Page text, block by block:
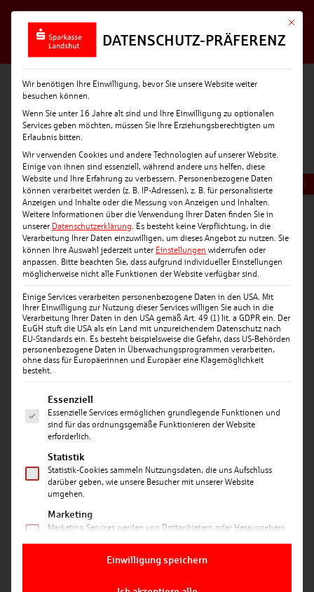
<
Datum: 01.01.2025
RÜCKBLICK 2024: KRISENFEST UND
ZUKUNFTSORIENTIERT: SPARKASSE LANDSHUT
PRÄSENTIERT ZAHLEN 2024
Die deutsche Wirtschaft verzeichnete im Jahr 2024
ein signifikantes Defizit im Vergleich zum Euroraum.
Steigende Kosten, hohe Inflation und geopolitische
Unsicherheiten prägten das wirtschaftliche Umfeld.
Mit
DATENSCHUTZ-PRÄFERENZ
Wir benötigen Ihre Einwilligung, bevor Sie unsere Website weiter
besuchen können.
Wenn Sie unter 16 Jahre alt sind und Ihre Einwilligung zu optionalen
Services geben möchten, müssen Sie Ihre Erziehungsberechtigten um
Erlaubnis bitten.
Wir verwenden Cookies und andere Technologien auf unserer Website.
Einige von ihnen sind essenziell, während andere uns helfen, diese
Website und Ihre Erfahrung zu verbessern. Personenbezogene Daten
können verarbeitet werden (z. B. IP-Adressen), z. B. für personalisierte
Anzeigen und Inhalte oder die Messung von Anzeigen und Inhalten.
Weitere Informationen über die Verwendung Ihrer Daten finden Sie in
unserer Datenschutzerklärung. Es besteht keine Verpflichtung, in die
Verarbeitung Ihrer Daten einzuwilligen, um dieses Angebot zu nutzen. Sie
können Ihre Auswahl jederzeit unter Einstellungen widerrufen oder
anpassen. Bitte beachten Sie, dass aufgrund individueller Einstellungen
möglicherweise nicht alle Funktionen der Website verfügbar sind.
Einige Services verarbeiten personenbezogene Daten in den USA. Mit
Ihrer Einwilligung zur Nutzung dieser Services willigen Sie auch in die
Verarbeitung Ihrer Daten in den USA gemäß Art. 49 (1) lit. a GDPR ein. Der
EuGH stuft die USA als ein Land mit unzureichendem Datenschutz nach
EU-Standards ein. Es besteht beispielsweise die Gefahr, dass US-Behörden
personenbezogene Daten in Überwachungsprogrammen verarbeiten,
ohne dass für Europäerinnen und Europäer eine Klagemöglichkeit
besteht.
Es folgt eine Liste der Service-Gruppen, für die
Essenziell
Essenzielle Services ermöglichen grundlegende Funktionen und
sind für das ordnungsgemäße Funktionieren der Website
erforderlich.
Statistik
Statistik-Cookies sammeln Nutzungsdaten, die uns Aufschluss
darüber geben, wie unsere Besucher mit unserer Website
umgehen.
Marketing
Marketing Services werden von Drittanbietern oder Herausgebern
Einwilligung speichern